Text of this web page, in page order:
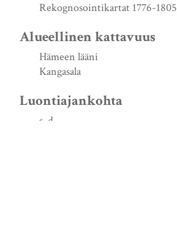
Rekognosointikartat 1776-1805
Alueellinen kattavuus
Hämeen lääni
Kangasala
Luontiajankohta
s. d.